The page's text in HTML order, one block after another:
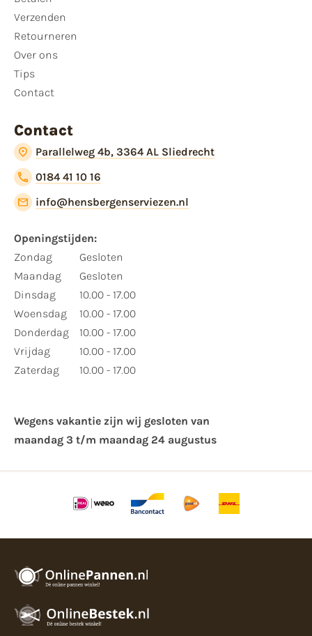
Verzenden
Retourneren
Over ons
Tips
Contact
Contact
Parallelweg 4b, 3364 AL Sliedrecht
0184 41 10 16
info@hensbergenserviezen.nl
Openingstijden:
Zondag
Maandag
Dinsdag
Woensdag
Donderdag
Vrijdag
Zaterdag
Gesloten
Gesloten
10.00 - 17.00
10.00 - 17.00
10.00 - 17.00
10.00 - 17.00
10.00 - 17.00
Wegens vakantie zijn wij gesloten van ​
maandag 3 t/m maandag 24 augustus